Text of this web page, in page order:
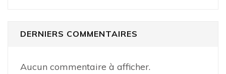
DERNIERS COMMENTAIRES
Aucun commentaire à afficher.